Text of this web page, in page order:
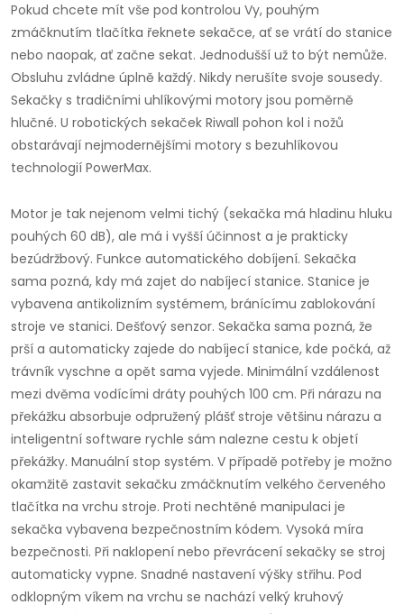
Pokud chcete mít vše pod kontrolou Vy, pouhým
zmáčknutím tlačítka řeknete sekačce, ať se vrátí do stanice
nebo naopak, ať začne sekat. Jednodušší už to být nemůže.
Obsluhu zvládne úplně každý. Nikdy nerušíte svoje sousedy.
Sekačky s tradičními uhlíkovými motory jsou poměrně
hlučné. U robotických sekaček Riwall pohon kol i nožů
obstarávají nejmodernějšími motory s bezuhlíkovou
technologií PowerMax.
Motor je tak nejenom velmi tichý (sekačka má hladinu hluku
pouhých 60 dB), ale má i vyšší účinnost a je prakticky
bezúdržbový. Funkce automatického dobíjení. Sekačka
sama pozná, kdy má zajet do nabíjecí stanice. Stanice je
vybavena antikolizním systémem, bránícímu zablokování
stroje ve stanici. Dešťový senzor. Sekačka sama pozná, že
prší a automaticky zajede do nabíjecí stanice, kde počká, až
trávník vyschne a opět sama vyjede. Minimální vzdálenost
mezi dvěma vodícími dráty pouhých 100 cm. Při nárazu na
překážku absorbuje odpružený plášť stroje většinu nárazu a
inteligentní software rychle sám nalezne cestu k objetí
překážky. Manuální stop systém. V případě potřeby je možno
okamžitě zastavit sekačku zmáčknutím velkého červeného
tlačítka na vrchu stroje. Proti nechtěné manipulaci je
sekačka vybavena bezpečnostním kódem. Vysoká míra
bezpečnosti. Při naklopení nebo převrácení sekačky se stroj
automaticky vypne. Snadné nastavení výšky střihu. Pod
odklopným víkem na vrchu se nachází velký kruhový